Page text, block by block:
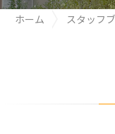
ホーム
スタッフ